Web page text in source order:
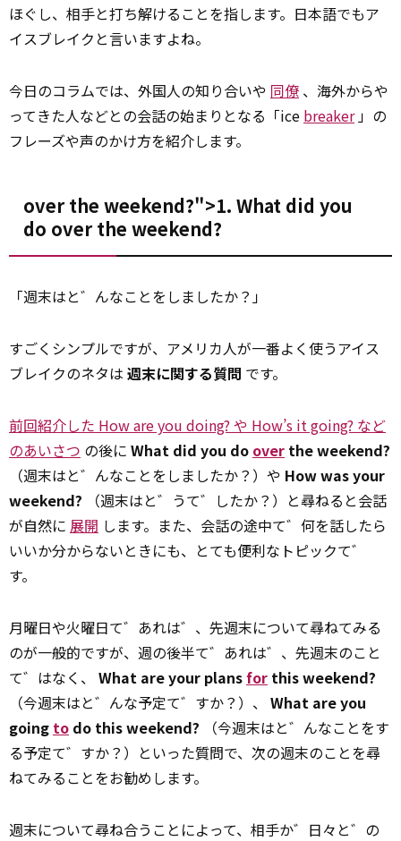
ほぐし、相手と打ち解けることを指します。日本語でもア
イスブレイクと言いますよね。
今日のコラムでは、外国人の知り合いや 同僚 、海外からや
ってきた人などとの会話の始まりとなる「ice breaker」の
フレーズや声のかけ方を紹介します。
over the weekend?">1. What did you
do overthe weekend?
「週末はと゛んなことをしましたか？」
すごくシンプルですが、アメリカ人が一番よく使うアイス
ブレイクのネタは 週末に関する質問 です。
前回紹介した How are you doing? や How’s it going? など
のあいさつ の後に What did you do over the weekend?
（週末はと゛んなことをしましたか？）や How was your
weekend? （週末はと゛うて゛したか？）と尋ねると会話
が自然に 展開 します。また、会話の途中て゛何を話したら
いいか分からないときにも、とても便利なトピックて゛
す。
月曜日や火曜日て゛あれは゛、先週末について尋ねてみる
のが一般的ですが、週の後半て゛あれは゛、先週末のこと
て゛はなく、 What are your plansfor this weekend?
（今週末はと゛んな予定て゛すか？）、 What are you
going to do this weekend? （今週末はと゛んなことをす
る予定て゛すか？）といった質問で、次の週末のことを尋
ねてみることをお勧めします。
週末について尋ね合うことによって、相手か゛日々と゛の